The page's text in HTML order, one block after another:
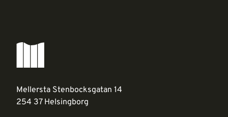
Mellersta Stenbocksgatan 14
254 37 Helsingborg